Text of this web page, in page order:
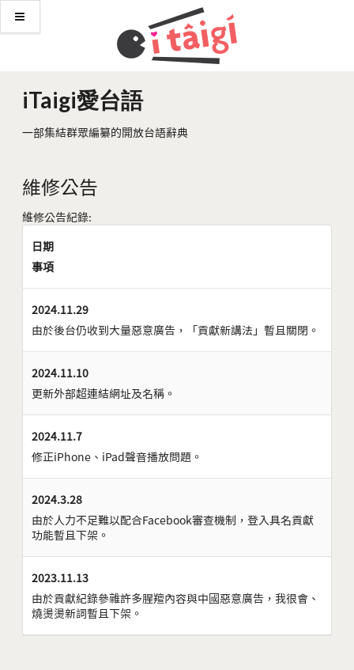
iTaigi愛台語
一部集結群眾編纂的開放台語辭典
維修公告
維修公告紀錄:
日期
事項
2024.11.29
由於後台仍收到大量惡意廣告，「貢獻新講法」暫且關閉。
2024.11.10
更新外部超連結網址及名稱。
2024.11.7
修正iPhone、iPad聲音播放問題。
2024.3.28
由於人力不足難以配合Facebook審查機制，登入具名貢獻
功能暫且下架。
2023.11.13
由於貢獻紀錄參雜許多腥羶內容與中國惡意廣告，我很會、
燒燙燙新詞暫且下架。